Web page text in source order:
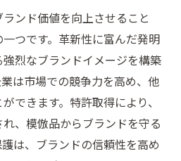
ンド価値を向上させること
つです。革新性に富んだ発明
烈なブランドイメージを構築
は市場での競争力を高め、他
できます。特許取得により、
、模倣品からブランドを守る
は、ブランドの信頼性を高め